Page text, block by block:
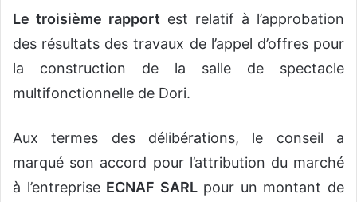
Le troisième rapport est relatif à l’approbation
des résultats des travaux de l’appel d’offres pour
la construction de la salle de spectacle
multifonctionnelle de Dori.
Aux termes des délibérations, le conseil a
marqué son accord pour l’attribution du marché
à l’entreprise ECNAF SARLpour un montant de